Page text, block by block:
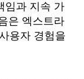
임과 지속 가
은 엑스트라
용자 경험을